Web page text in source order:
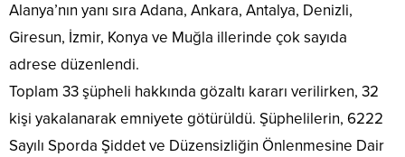
Alanya’nın yanı sıra Adana, Ankara, Antalya, Denizli,
Giresun, İzmir, Konya ve Muğla illerinde çok sayıda
adrese düzenlendi.
Toplam 33 şüpheli hakkında gözaltı kararı verilirken, 32
kişi yakalanarak emniyete götürüldü. Şüphelilerin, 6222
Sayılı Sporda Şiddet ve Düzensizliğin Önlenmesine Dair